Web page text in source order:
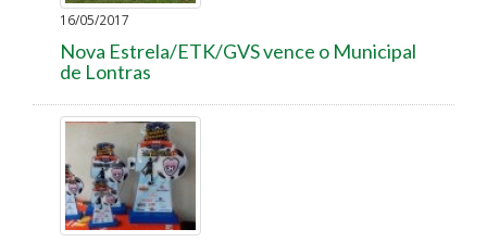
16/05/2017
Nova Estrela/ETK/GVS vence o Municipal
de Lontras